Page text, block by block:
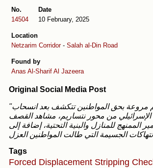
No.
14504
Date
10 February, 2025
Location
Netzarim Corridor- Salah al-Din Road
Found by
Anas Al-Sharif Al Jazeera
Original Social Media Post
"محور الموت جرائم مروعة بحق المواطنين تتكشف بعد انسحاب
الإسرائيلي من محور نتساريم، مشاهد القصف
الممنهج للمنازل والبنية التحتية، إضافة إلى
Tags
Forced Displacement Stripping